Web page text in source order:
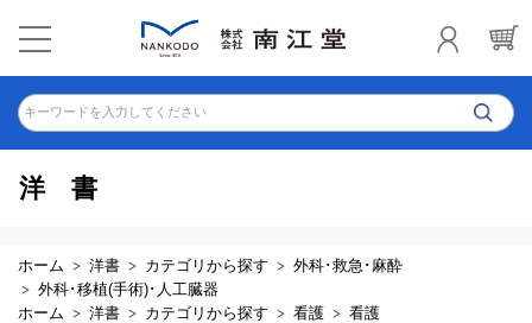
キーワードを入力してください
洋書
ホーム 洋書 カテゴリから探す
外科･救急･麻酔
外科･移植(手術)･人工臓器
ホーム
洋書 カテゴリから探す 看護 看護